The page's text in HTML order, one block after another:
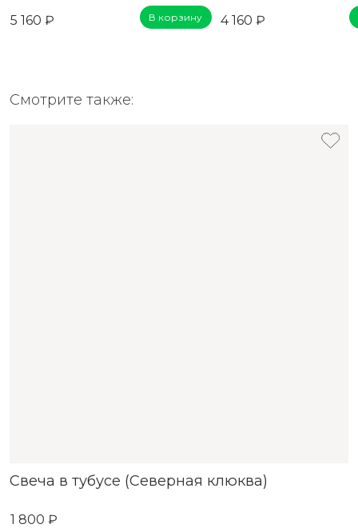
5 160 ₽ В корзину 4 160 ₽
Смотрите также:
Свеча в тубусе (Северная клюква)
1 800 ₽